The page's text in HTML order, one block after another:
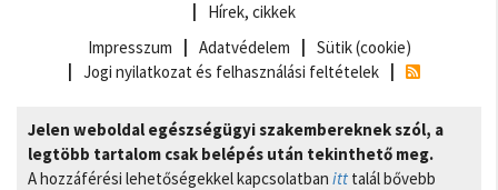
Hírek, cikkek
Impresszum
Adatvédelem
Sütik (cookie)
Jogi nyilatkozat és felhasználási feltételek
Jelen weboldal egészségügyi szakembereknek szól, a
legtöbb tartalom csak belépés után tekinthető meg.
A hozzáférési lehetőségekkel kapcsolatban itt talál bővebb